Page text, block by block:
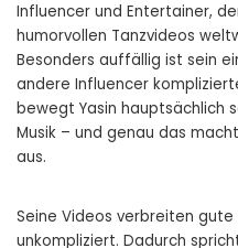
Influencer und Entertainer,
humorvollen Tanzvideos
Besonders auffällig ist sein
andere Influencer
bewegt Yasin hauptsächlich
Musik – und genau das
aus.
Seine Videos verbreiten
unkompliziert. Dadurch